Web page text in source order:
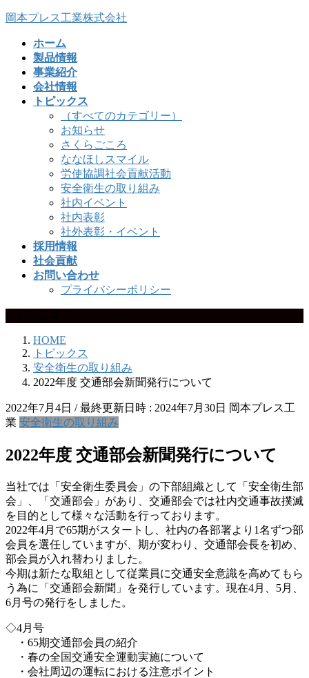
コ
ナ
岡本プレス工業株式会社
ホーム
製品情報
事業紹介
会社情報
トピックス
（すべてのカテゴリー）
お知らせ
さくらごころ
ななほしスマイル
労使協調社会貢献活動
安全衛生の取り組み
社内イベント
社内表彰
社外表彰・イベント
採用情報
社会貢献
お問い合わせ
プライバシーポリシー
HOME
トピックス
安全衛生の取り組み
2022年度 交通部会新聞発行について
2022年7月4日 / 最終更新日時 : 2024年7月30日 岡本プレス工
業 安全衛生の取り組み
2022年度 交通部会新聞発行について
当社では「安全衛生委員会」の下部組織として「安全衛生部
会」、「交通部会」があり、交通部会では社内交通事故撲滅
を目的として様々な活動を行っております。
2022年4月で65期がスタートし、社内の各部署より1名ずつ部
会員を選任していますが、期が変わり、交通部会長を初め、
部会員が入れ替わりました。
今期は新たな取組として従業員に交通安全意識を高めてもら
う為に「交通部会新聞」を発行しています。現在4月、5月、
6月号の発行をしました。
◇4月号
・65期交通部会員の紹介
・春の全国交通安全運動実施について
・会社周辺の運転における注意ポイント